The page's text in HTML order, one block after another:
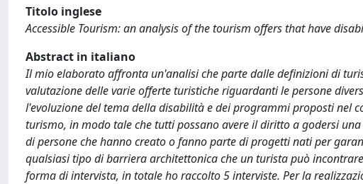
Titolo inglese
Accessible Tourism: an analysis of the tourism offers that have
Abstract in italiano
Il mio elaborato affronta un'analisi che parte dalle definizioni di
valutazione delle varie offerte turistiche riguardanti le persone
l'evoluzione del tema della disabilità e dei programmi proposti nel
turismo, in modo tale che tutti possano avere il diritto a godersi
di persone che hanno creato o fanno parte di progetti nati per
qualsiasi tipo di barriera architettonica che un turista può
forma di intervista, in totale ho raccolto 5 interviste. Per la